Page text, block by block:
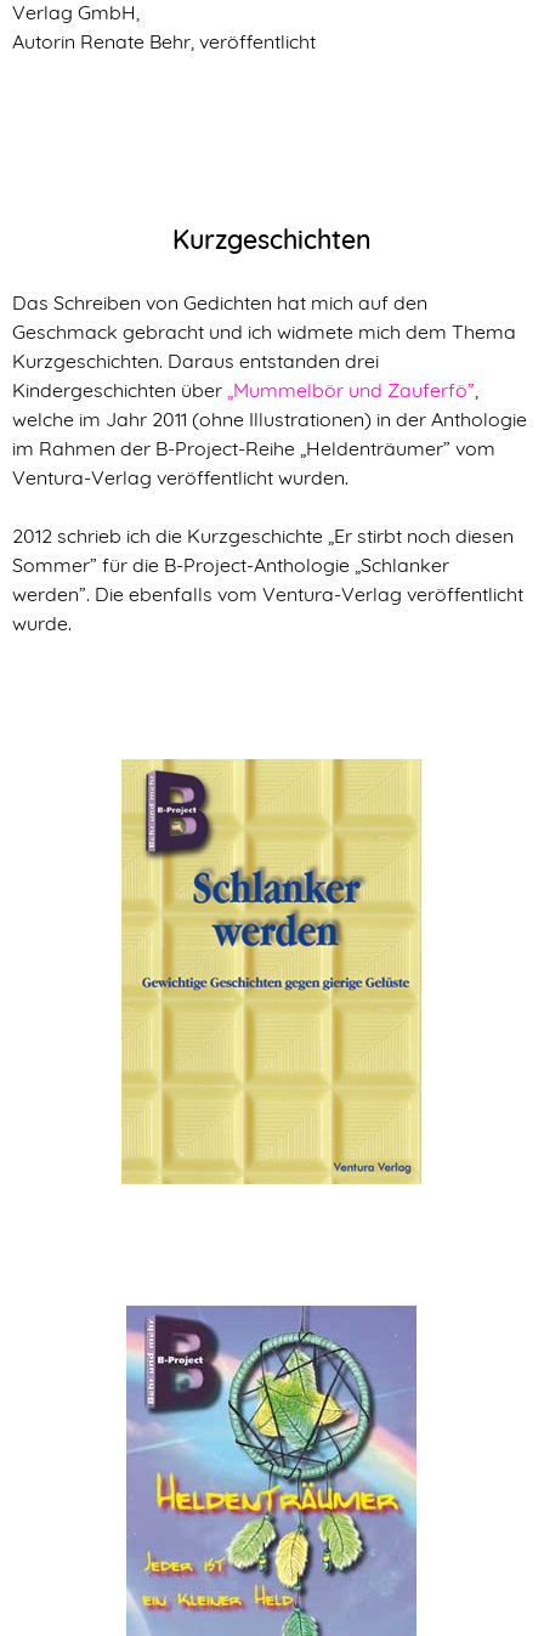
Verlag GmbH,
Autorin Renate Behr, veröffentlicht
Kurzgeschichten
Das Schreiben von Gedichten hat mich auf den
Geschmack gebracht und ich widmete mich dem Thema
Kurzgeschichten. Daraus entstanden drei
Kindergeschichten über „Mummelbör und Zauferfö”,
welche im Jahr 2011 (ohne Illustrationen) in der Anthologie
im Rahmen der B-Project-Reihe „Heldenträumer” vom
Ventura-Verlag veröffentlicht wurden.
2012 schrieb ich die Kurzgeschichte „Er stirbt noch diesen
Sommer” für die B-Project-Anthologie „Schlanker
werden”. Die ebenfalls vom Ventura-Verlag veröffentlicht
wurde.